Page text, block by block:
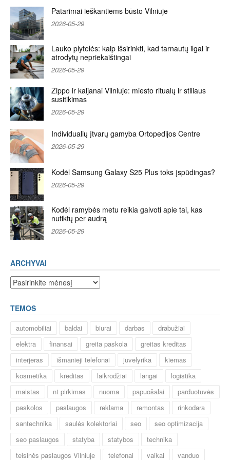
Patarimai ieškantiems būsto Vilniuje
2026-05-29
Lauko plytelės: kaip išsirinkti, kad tarnautų ilgai ir
atrodytų nepriekaištingai
2026-05-29
Zippo ir kaljanai Vilniuje: miesto ritualų ir stiliaus
susitikimas
2026-05-29
Individualių įtvarų gamyba Ortopedijos Centre
2026-05-29
Kodėl Samsung Galaxy S25 Plus toks įspūdingas?
2026-05-29
Kodėl ramybės metu reikia galvoti apie tai, kas
nutiktų per audrą
2026-05-29
ARCHYVAI
Archyvai
TEMOS
automobiliai baldai biurai darbas
drabužiai
elektra
finansai greita paskola
greitas kreditas
interjeras
išmanieji telefonai juvelyrika
kiemas
kosmetika
kreditas laikrodžiai langai
logistika
maistas
nt pirkimas nuoma papuošalai
parduotuvės
paskolos
paslaugos reklama remontas
rinkodara
santechnika
saulės kolektoriai seo
seo optimizacija
seo paslaugos
statyba statybos
technika
teisinės paslaugos Vilniuje
telefonai vaikai vanduo